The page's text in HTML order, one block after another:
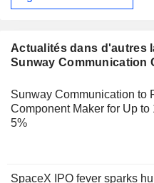
Actualités dans d'autres
Sunway Communication
Sunway Communication to
Component Maker for Up
5%
SpaceX IPO fever sparks